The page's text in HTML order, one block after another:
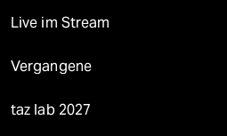
Live im Stream
Vergangene
taz lab 2027